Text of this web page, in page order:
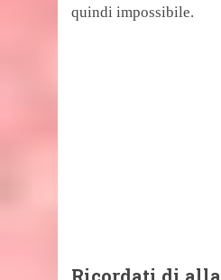
quindi impossibile.